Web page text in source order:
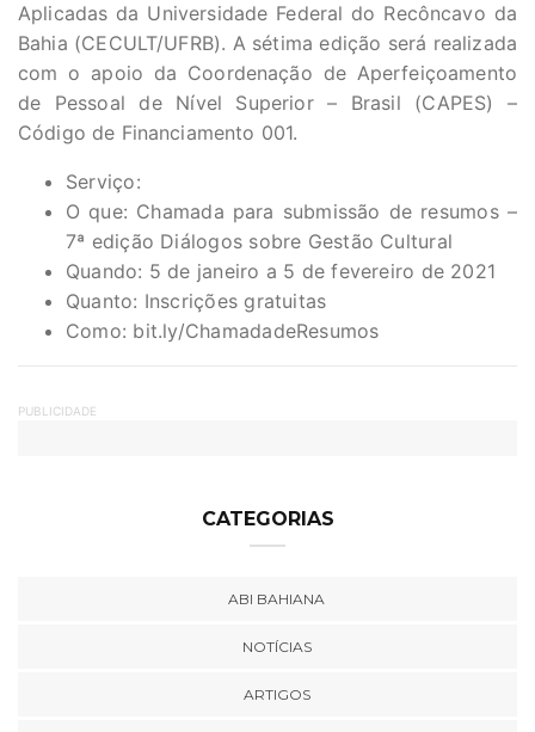
Aplicadas da Universidade Federal do Recôncavo da
Bahia (CECULT/UFRB). A sétima edição será realizada
com o apoio da Coordenação de Aperfeiçoamento
de Pessoal de Nível Superior – Brasil (CAPES) –
Código de Financiamento 001.
Serviço:
O que: Chamada para submissão de resumos –
7ª edição Diálogos sobre Gestão Cultural
Quando: 5 de janeiro a 5 de fevereiro de 2021
Quanto: Inscrições gratuitas
Como: bit.ly/ChamadadeResumos
PUBLICIDADE
CATEGORIAS
ABI BAHIANA
NOTÍCIAS
ARTIGOS